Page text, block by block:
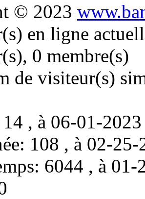
© 2023
en ligne
0 membre(s)
de visiteur(s)
, à 06-01-
108 , à 02-
6044 , à